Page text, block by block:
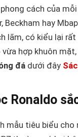
cách của
Beckham hay
lãm, có kiểu lại
vừa hợp khuôn
đá dưới đây
Ronaldo
mẫu tiêu biểu